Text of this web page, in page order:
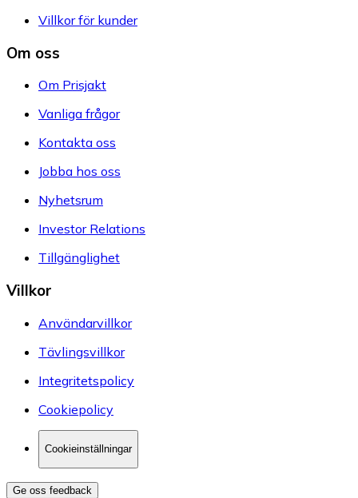
Villkor för kunder
Om oss
Om Prisjakt
Vanliga frågor
Kontakta oss
Jobba hos oss
Nyhetsrum
Investor Relations
Tillgänglighet
Villkor
Användarvillkor
Tävlingsvillkor
Integritetspolicy
Cookiepolicy
Cookieinställningar
Ge oss feedback